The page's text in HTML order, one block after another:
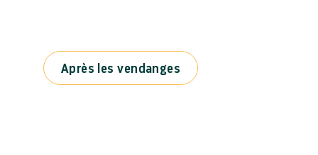
Après les vendanges